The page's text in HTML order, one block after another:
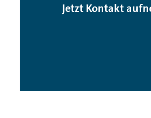
Jetzt Kontakt